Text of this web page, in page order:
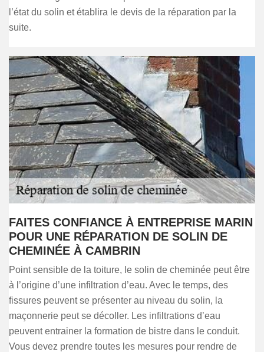
l’état du solin et établira le devis de la réparation par la
suite.
FAITES CONFIANCE À ENTREPRISE MARIN
POUR UNE RÉPARATION DE SOLIN DE
CHEMINÉE À CAMBRIN
Point sensible de la toiture, le solin de cheminée peut être
à l’origine d’une infiltration d’eau. Avec le temps, des
fissures peuvent se présenter au niveau du solin, la
maçonnerie peut se décoller. Les infiltrations d’eau
peuvent entrainer la formation de bistre dans le conduit.
Vous devez prendre toutes les mesures pour rendre de